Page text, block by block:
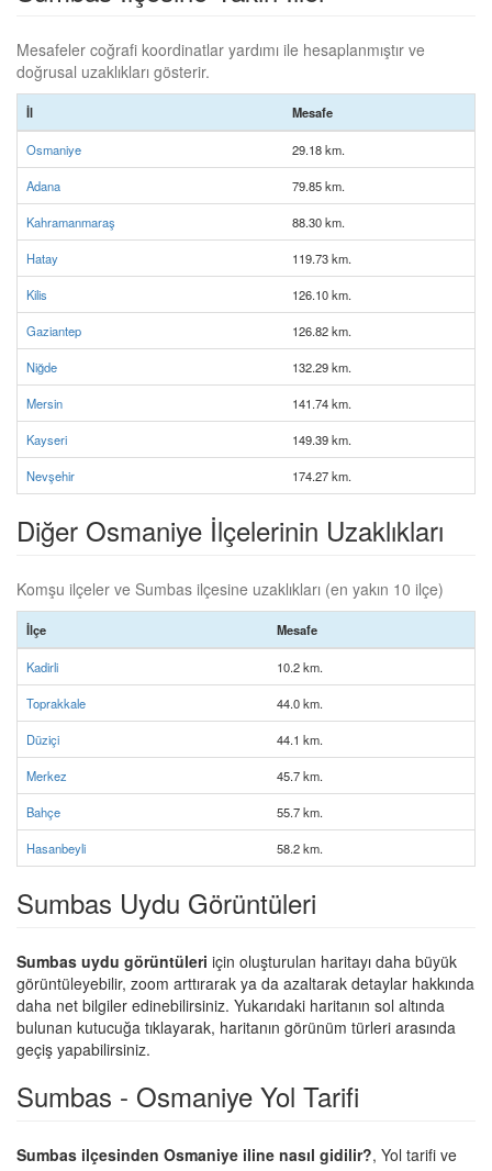
Mesafeler coğrafi koordinatlar yardımı ile hesaplanmıştır ve
doğrusal uzaklıkları gösterir.
İl Mesafe
Osmaniye 29.18 km.
Adana 79.85 km.
Kahramanmaraş 88.30 km.
Hatay 119.73 km.
Kilis 126.10 km.
Gaziantep 126.82 km.
Niğde 132.29 km.
Mersin 141.74 km.
Kayseri 149.39 km.
Nevşehir 174.27 km.
Diğer Osmaniye İlçelerinin Uzaklıkları
Komşu ilçeler ve Sumbas ilçesine uzaklıkları (en yakın 10 ilçe)
İlçe Mesafe
Kadirli 10.2 km.
Toprakkale 44.0 km.
Düziçi 44.1 km.
Merkez 45.7 km.
Bahçe 55.7 km.
Hasanbeyli 58.2 km.
Sumbas Uydu Görüntüleri
Sumbas uydu görüntüleri için oluşturulan haritayı daha büyük
görüntüleyebilir, zoom arttırarak ya da azaltarak detaylar hakkında
daha net bilgiler edinebilirsiniz. Yukarıdaki haritanın sol altında
bulunan kutucuğa tıklayarak, haritanın görünüm türleri arasında
geçiş yapabilirsiniz.
Sumbas - Osmaniye Yol Tarifi
Sumbas ilçesinden Osmaniye iline nasıl gidilir?, Yol tarifi ve